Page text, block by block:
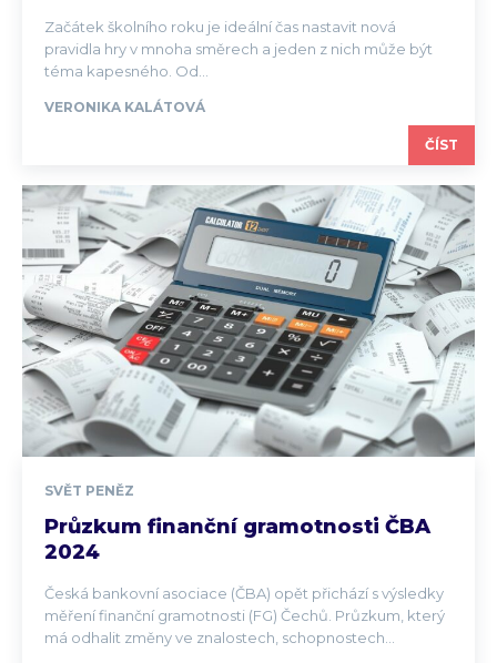
Začátek školního roku je ideální čas nastavit nová
pravidla hry v mnoha směrech a jeden z nich může být
téma kapesného. Od...
VERONIKA KALÁTOVÁ
ČÍST
SVĚT PENĚZ
Průzkum finanční gramotnosti ČBA
2024
Česká bankovní asociace (ČBA) opět přichází s výsledky
měření finanční gramotnosti (FG) Čechů. Průzkum, který
má odhalit změny ve znalostech, schopnostech...